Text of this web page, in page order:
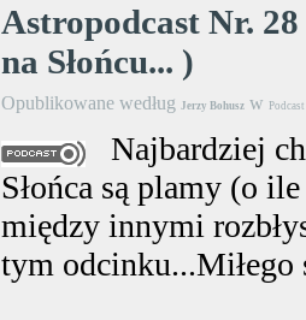
Astropodcast Nr.
na Słońcu... )
Opublikowane według Jerzy Bohusz w Podcast
Najbardziej
Słońca są plamy (o
między innymi
tym odcinku...Miłego